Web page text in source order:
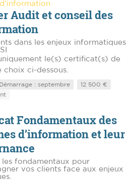
d'information
Audit et conseil des
dans les enjeux informatiques
le(s) certificat(s) de
ci-dessous.
Démarrage : septembre
12 500 €
Fondamentaux des
d’information et leur
les fondamentaux pour
vos clients face aux enjeux